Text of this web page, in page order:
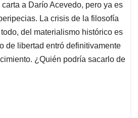
a Darío Acevedo, pero ya es
La crisis de la filosofía
del materialismo histórico es
de libertad entró definitivamente
¿Quién podría sacarlo de